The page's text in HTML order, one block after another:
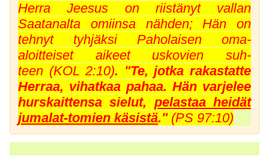
Herra Jeesus on riistänyt vallan
Saatanalta omiinsa nähden; Hän on
tehnyt tyhjäksi Paholaisen oma-
aloitteiset aikeet uskovien suh-
teen (KOL 2:10). "Te, jotka rakastatte
Herraa, vihatkaa pahaa. Hän varjelee
hurskaittensa sielut, pelastaa heidät
jumalat-tomien käsistä." (PS 97:10)